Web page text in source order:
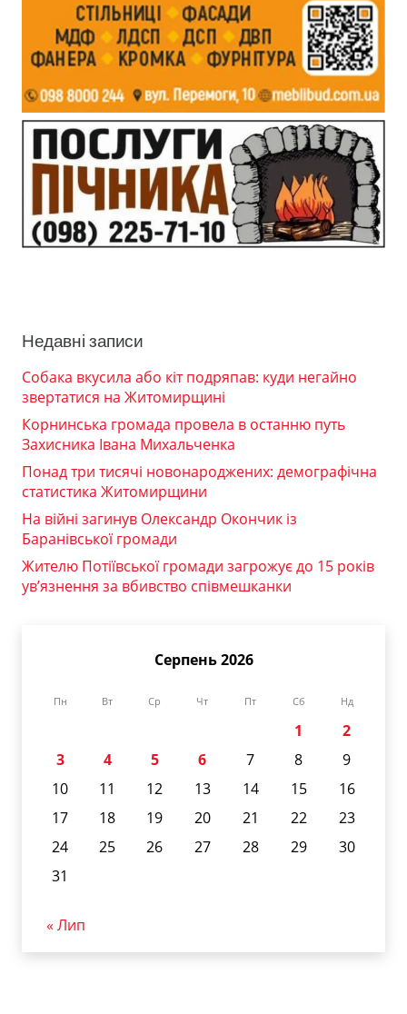
Недавні записи
Собака вкусила або кіт подряпав: куди негайно
звертатися на Житомирщині
Корнинська громада провела в останню путь
Захисника Івана Михальченка
Понад три тисячі новонароджених: демографічна
статистика Житомирщини
На війні загинув Олександр Окончик із
Баранівської громади
Жителю Потіївської громади загрожує до 15 років
ув’язнення за вбивство співмешканки
Серпень 2026
Пн Вт Ср Чт Пт Сб Нд
1
2
3
4 5 6 7 8
9
10
11 12 13 14 15
16
17
18 19 20 21 22
23
24
25 26 27 28 29
30
31
« Лип